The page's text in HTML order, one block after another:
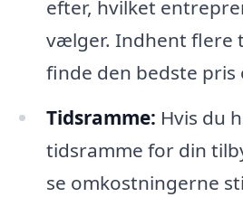
efter, hvilket
vælger. Indhent flere
finde den bedste pris
Tidsramme: Hvis du
tidsramme for din
se omkostningerne